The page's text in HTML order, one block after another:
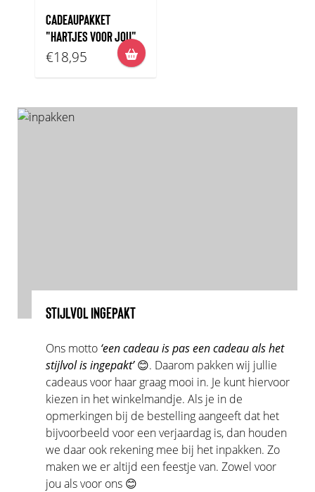
CADEAUPAKKET
"HARTJES VOOR JOU"
€18,95
STIJLVOL INGEPAKT
Ons motto ‘een cadeau is pas een cadeau als het
stijlvol is ingepakt’😊. Daarom pakken wij jullie
cadeaus voor haar graag mooi in. Je kunt hiervoor
kiezen in het winkelmandje. Als je in de
opmerkingen bij de bestelling aangeeft dat het
bijvoorbeeld voor een verjaardag is, dan houden
we daar ook rekening mee bij het inpakken. Zo
maken we er altijd een feestje van. Zowel voor
jou als voor ons 😊